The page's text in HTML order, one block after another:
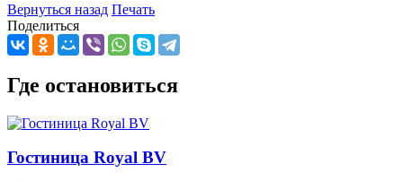
Вернуться назад Печать
Поделиться
Где остановиться
Гостиница Royal BV